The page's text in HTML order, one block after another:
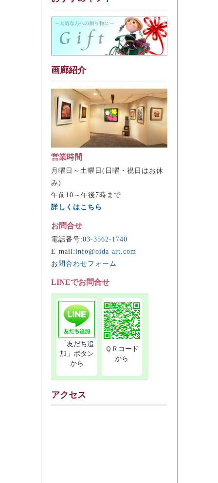
画廊紹介
営業時間
月曜日～土曜日(日曜・祝日はお休
み)
午前10～午後7時まで
詳しくはこちら
お問合せ
電話番号:03-3562-1740
E-mail:info@oida-art.com
お問合わせフォーム
LINEでお問合せ
「友だち追
加」ボタン
から
ＱＲコード
から
アクセス